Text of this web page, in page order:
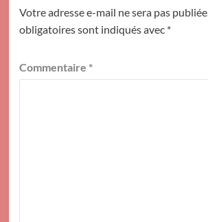
Votre adresse e-mail ne sera pas publiée.
obligatoires sont indiqués avec *
Commentaire *